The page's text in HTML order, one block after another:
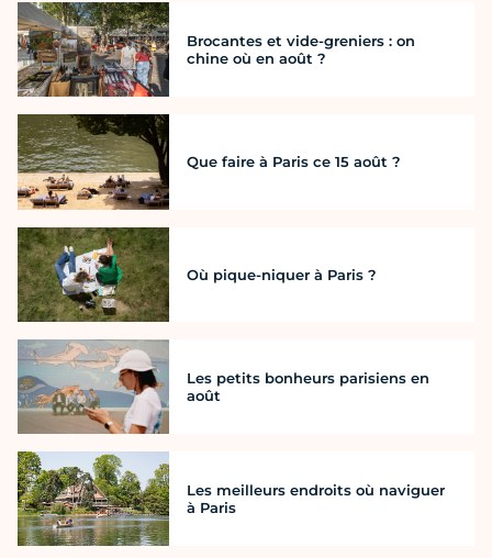
Brocantes et vide-greniers : on
chine où en août ?
Que faire à Paris ce 15 août ?
Où pique-niquer à Paris ?
Les petits bonheurs parisiens en
août
Les meilleurs endroits où naviguer
à Paris